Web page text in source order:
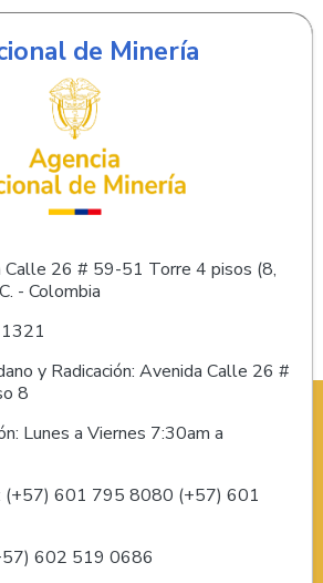
de Minería
Calle 26 # 59-51 Torre 4 pisos (8,
- Colombia
y Radicación: Avenida Calle 26 #
8
Lunes a Viernes 7:30am a
(+57) 601 795 8080 (+57) 601
602 519 0686